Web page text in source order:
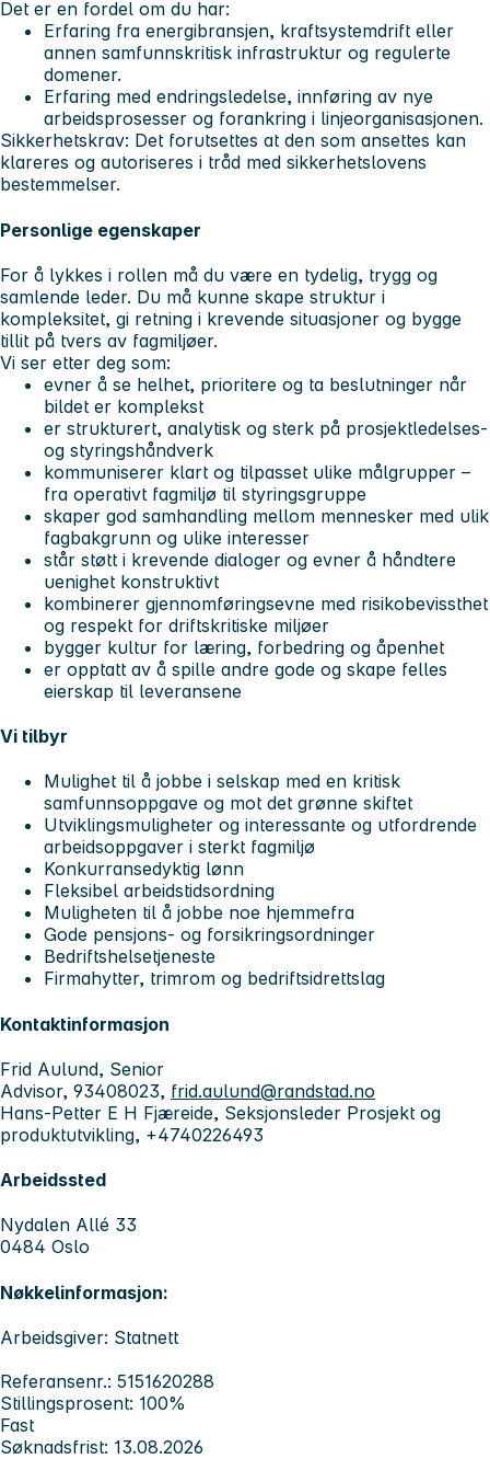
Det er en fordel om du har:
Erfaring fra energibransjen, kraftsystemdrift eller
annen samfunnskritisk infrastruktur og regulerte
domener.
Erfaring med endringsledelse, innføring av nye
arbeidsprosesser og forankring i linjeorganisasjonen.
Sikkerhetskrav: Det forutsettes at den som ansettes kan
klareres og autoriseres i tråd med sikkerhetslovens
bestemmelser.
Personlige egenskaper
For å lykkes i rollen må du være en tydelig, trygg og
samlende leder. Du må kunne skape struktur i
kompleksitet, gi retning i krevende situasjoner og bygge
tillit på tvers av fagmiljøer.
Vi ser etter deg som:
evner å se helhet, prioritere og ta beslutninger når
bildet er komplekst
er strukturert, analytisk og sterk på prosjektledelses-
og styringshåndverk
kommuniserer klart og tilpasset ulike målgrupper –
fra operativt fagmiljø til styringsgruppe
skaper god samhandling mellom mennesker med ulik
fagbakgrunn og ulike interesser
står støtt i krevende dialoger og evner å håndtere
uenighet konstruktivt
kombinerer gjennomføringsevne med risikobevissthet
og respekt for driftskritiske miljøer
bygger kultur for læring, forbedring og åpenhet
er opptatt av å spille andre gode og skape felles
eierskap til leveransene
Vi tilbyr
Mulighet til å jobbe i selskap med en kritisk
samfunnsoppgave og mot det grønne skiftet
Utviklingsmuligheter og interessante og utfordrende
arbeidsoppgaver i sterkt fagmiljø
Konkurransedyktig lønn
Fleksibel arbeidstidsordning
Muligheten til å jobbe noe hjemmefra
Gode pensjons- og forsikringsordninger
Bedriftshelsetjeneste
Firmahytter, trimrom og bedriftsidrettslag
Kontaktinformasjon
Frid Aulund, Senior
Advisor, 93408023, frid.aulund@randstad.no
Hans-Petter E H Fjæreide, Seksjonsleder Prosjekt og
produktutvikling, +4740226493
Arbeidssted
Nydalen Allé 33
0484 Oslo
Nøkkelinformasjon:
Arbeidsgiver: Statnett
Referansenr.: 5151620288
Stillingsprosent: 100%
Fast
Søknadsfrist: 13.08.2026